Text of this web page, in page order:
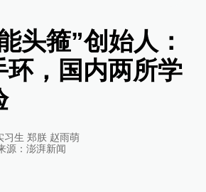
头箍”创始人：
环，国内两所学
习生 郑朕 赵雨萌
源： 澎湃新闻